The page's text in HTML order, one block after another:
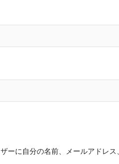
ーに自分の名前、メールアドレス